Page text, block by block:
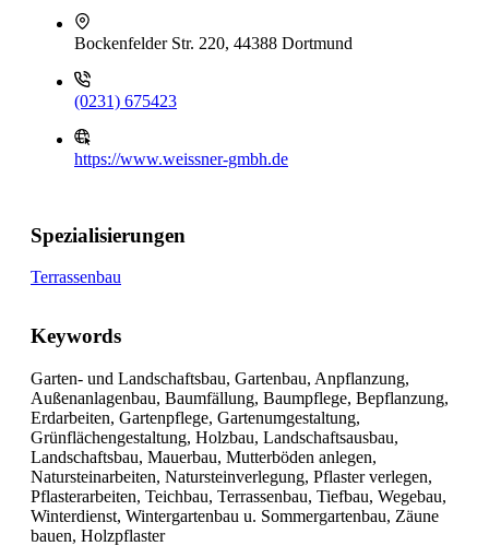
Bockenfelder Str. 220, 44388 Dortmund
(0231) 675423
https://www.weissner-gmbh.de
Spezialisierungen
Terrassenbau
Keywords
Garten- und Landschaftsbau, Gartenbau, Anpflanzung,
Außenanlagenbau, Baumfällung, Baumpflege, Bepflanzung,
Erdarbeiten, Gartenpflege, Gartenumgestaltung,
Grünflächengestaltung, Holzbau, Landschaftsausbau,
Landschaftsbau, Mauerbau, Mutterböden anlegen,
Natursteinarbeiten, Natursteinverlegung, Pflaster verlegen,
Pflasterarbeiten, Teichbau, Terrassenbau, Tiefbau, Wegebau,
Winterdienst, Wintergartenbau u. Sommergartenbau, Zäune
bauen, Holzpflaster